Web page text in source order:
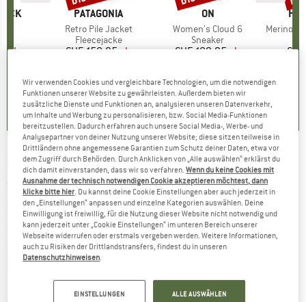
Preis
ab
6
)
MARKE
PATAGONIA
Artikel
Retro Pile Jacket
Produktgruppe
Fleecejacke
Preis
CHF 158.95reduzierter Preis
ab
+1
4.6(71)
MARKE
ON
Artikel
Women's Cloud 6
Produktgruppe
Sneaker
Preis
CHF 189.95reduzierter Preis
ab
+9
4.7(48)
Artikel
MerinoMix150
SAOLA -Women's Nosara - Sandalen
(0)
Wir verwenden Cookies und vergleichbare Technologien, um die notwendigen
Funktionen unserer Website zu gewährleisten. Außerdem bieten wir
zusätzliche Dienste und Funktionen an, analysieren unseren Datenverkehr,
um Inhalte und Werbung zu personalisieren, bzw. Social Media-Funktionen
bereitzustellen. Dadurch erfahren auch unsere Social Media-, Werbe- und
Analysepartner von deiner Nutzung unserer Website; diese sitzen teilweise in
Drittländern ohne angemessene Garantien zum Schutz deiner Daten, etwa vor
dem Zugriff durch Behörden. Durch Anklicken von „Alle auswählen“ erklärst du
dich damit einverstanden, dass wir so verfahren.Wenn du keine Cookies mit
Ausnahme der technisch notwendigen Cookie akzeptieren möchtest, dann
klicke bitte hier. Du kannst deine Cookie Einstellungen aber auch jederzeit in
den „Einstellungen“ anpassen und einzelne Kategorien auswählen. Deine
Einwilligung ist freiwillig, für die Nutzung dieser Website nicht notwendig und
kann jederzeit unter „Cookie Einstellungen“ im unteren Bereich unserer
Webseite widerrufen oder erstmals vergeben werden. Weitere Informationen,
auch zu Risiken der Drittlandstransfers, findest du in unseren
Datenschutzhinweisen.
EINSTELLUNGEN ALLE AUSWÄHLEN